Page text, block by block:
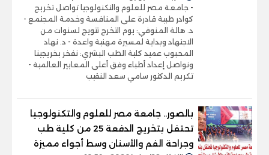
- جامعة مصر للعلوم والتكنولوجيا تواصل تخريج
كوادر طبية قادرة على المنافسة وخدمة المجتمع -
د. هالة المنوفي: يوم التخرج تتويج لسنوات من
الاجتهاد وبداية لمسيرة مهنية واعدة - د. نهاد
المحبوب عميد كلية الطب البشري: نفخر بخريجينا
ونواصل إعداد أطباء وفق أعلى المعايير العالمية -
تكريم الدكتور سامي سعد النقيب
بالصور.. جامعة مصر للعلوم والتكنولوجيا
تحتفل بتخريج الدفعة 25 من كلية طب
وجراحة الفم والأسنان وسط أجواء مميزة